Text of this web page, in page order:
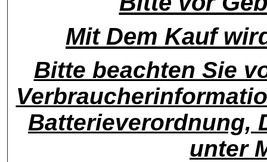
Mit Dem Kauf
Bitte beachten Sie
Batterieverordnung,
unter